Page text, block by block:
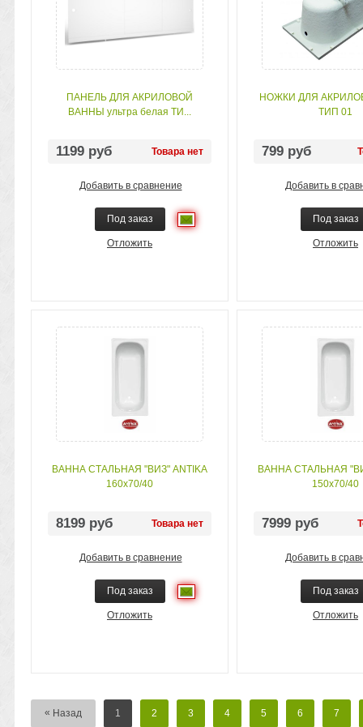
ПАНЕЛЬ ДЛЯ АКРИЛОВОЙ
ВАННЫ ультра белая ТИ...
1199 руб Товара нет
Добавить в сравнение
Под заказ
Отложить
НОЖКИ ДЛЯ
ТИП 01
799 руб
Добавить в
Под заказ
Отложить
ВАННА СТАЛЬНАЯ "ВИЗ" ANTIKA
160х70/40
8199 руб Товара нет
Добавить в сравнение
Под заказ
Отложить
ВАННА СТАЛЬНАЯ
150х70/40
7999 руб
Добавить в
Под заказ
Отложить
« Назад 1 2 3 4 5 6 7